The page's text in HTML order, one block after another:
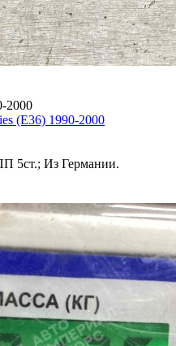
2000
(E36) 1990-2000
5ст.; Из Германии.